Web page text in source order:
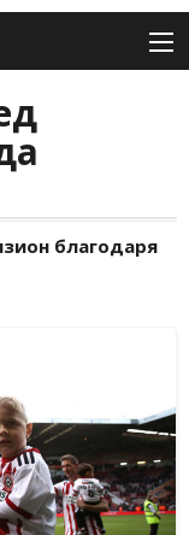
благодаря